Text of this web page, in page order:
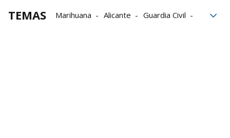
TEMAS Marihuana Alicante
Guardia Civil